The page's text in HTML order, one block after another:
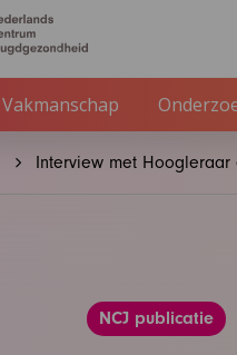
Vakmanschap
Interview met
NCJ publicatie